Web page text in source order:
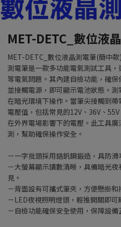
MET-DETC_數位液
MET-DETC_數位液晶測電筆(簡中款)
測電筆是一款多功能電氣測試工具
等電氣問題。其內建自檢功能，確
並接觸電源，即可顯示電池狀態。
在暗光環境下操作。當筆尖接觸到
電壓值，包括常見的12V、36V、
在外界電場影響下的電壓。此工具
測，幫助確保操作安全。
－一字批頭採用鉻釩鋼鍛造，具防滑
－大螢幕顯示讀數清晰，具備暗光
見。
－背面設有可攜式筆夾，方便懸掛和
－LED夜視照明燈頭，輕推開關即可
－自檢功能確保安全使用，保障設備